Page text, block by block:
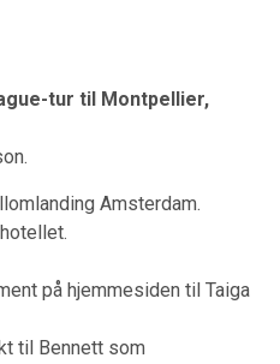
tur til Montpellier,
Amsterdam.
på hjemmesiden til Taiga
til Bennett som